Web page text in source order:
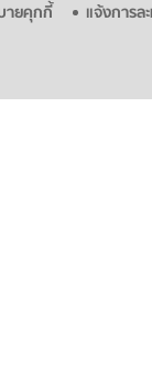
ายคุกกี้ แจ้งการล